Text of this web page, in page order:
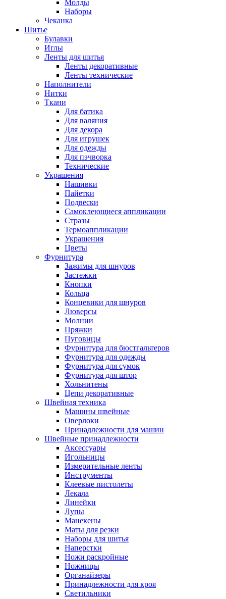
Молды
Наборы
Чеканка
Шитье
Булавки
Иглы
Ленты для шитья
Ленты декоративные
Ленты технические
Наполнители
Нитки
Ткани
Для батика
Для валяния
Для декора
Для игрушек
Для одежды
Для пэчворка
Технические
Украшения
Нашивки
Пайетки
Подвески
Самоклеющиеся аппликации
Стразы
Термоаппликации
Украшения
Цветы
Фурнитура
Зажимы для шнуров
Застежки
Кнопки
Кольца
Концевики для шнуров
Люверсы
Молнии
Пряжки
Пуговицы
Фурнитура для бюстгальтеров
Фурнитура для одежды
Фурнитура для сумок
Фурнитура для штор
Хольнитены
Цепи декоративные
Швейная техника
Машины швейные
Оверлоки
Принадлежности для машин
Швейные принадлежности
Аксессуары
Игольницы
Измерительные ленты
Инструменты
Клеевые пистолеты
Лекала
Линейки
Лупы
Манекены
Маты для резки
Наборы для шитья
Наперстки
Ножи раскройные
Ножницы
Органайзеры
Принадлежности для кроя
Светильники